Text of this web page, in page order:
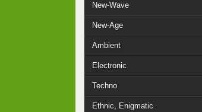
New-Wave
New-Age
Ambient
Electronic
Techno
Ethnic, Enigmatic